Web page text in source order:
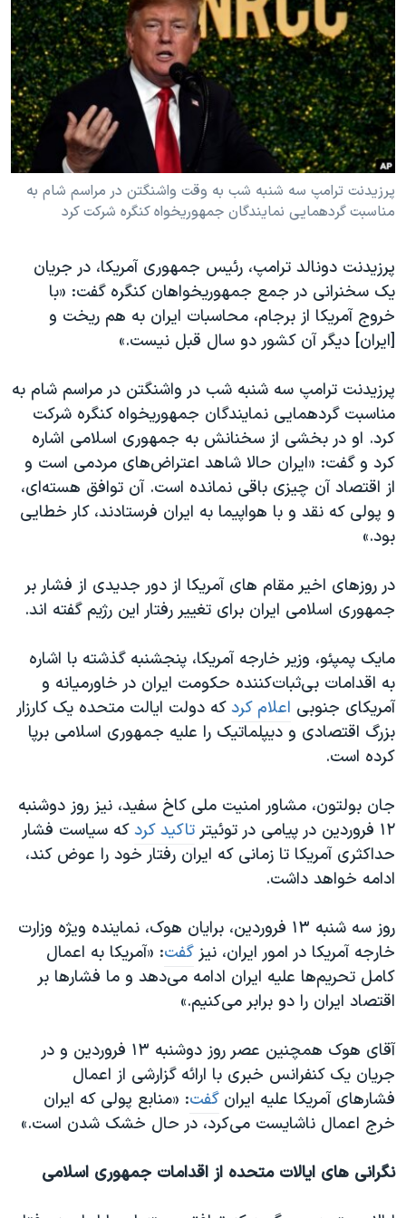
فرهنگ و زندگی
حقوق شهروندی
اقتصادی
علم و فناوری
اسرائیل در جنگ
آرشیو پخش زنده
مستندها
انتخابات ریاست جمهوری آمریکا ۲۰۲۴
حمله جمهوری اسلامی به اسرائیل
رمز مهسا
ورزش زنان در ایران
مجموعه مستندهای دادخواهی
دادگاه حمید نوری
چهل سال گروگان‌گیری
قانون شفافیت دارائی کادر رهبری ایران
اسرائیل در جنگ
نرگس محمدی برنده جایزه نوبل صلح
همایش محافظه‌کاران آمریکا «سی‌پک»
صفحه‌های ویژه
سفر پرزیدنت ترامپ به چین
دنبال کنید
زبانهای مختلف
پرزیدنت ترامپ سه شنبه شب به وقت واشنگتن در مراسم شام به
مناسبت گردهمایی نمایندگان جمهوریخواه کنگره شرکت کرد
پرزیدنت دونالد ترامپ، رئیس جمهوری آمریکا، در جریان
یک سخنرانی در جمع جمهوریخواهان کنگره گفت: «با
خروج آمریکا از برجام، محاسبات ایران به هم ریخت و
[ایران] دیگر آن کشور دو سال قبل نیست.»
پرزیدنت ترامپ سه شنبه شب در واشنگتن در مراسم شام به
مناسبت گردهمایی نمایندگان جمهوریخواه کنگره شرکت
کرد. او در بخشی از سخنانش به جمهوری اسلامی اشاره
کرد و گفت: «ایران حالا شاهد اعتراض‌های مردمی است و
از اقتصاد آن چیزی باقی نمانده است. آن توافق هسته‌ای،
و پولی که نقد و با هواپیما به ایران فرستادند، کار خطایی
بود.»
در روزهای اخیر مقام های آمریکا از دور جدیدی از فشار بر
جمهوری اسلامی ایران برای تغییر رفتار این رژیم گفته اند.
مایک پمپئو، وزیر خارجه آمریکا، پنجشنبه گذشته با اشاره
به اقدامات بی‌ثبات‌کننده حکومت ایران در خاورمیانه و
آمریکای جنوبی اعلام کردکه دولت ایالت متحده یک کارزار
بزرگ اقتصادی و دیپلماتیک را علیه جمهوری اسلامی برپا
کرده است.
جان بولتون، مشاور امنیت ملی کاخ سفید، نیز روز دوشنبه
۱۲ فروردین در پیامی در توئیتر
تاکید کردکه سیاست فشار
حداکثری آمریکا تا زمانی که ایران رفتار خود را عوض کند،
ادامه خواهد داشت.
روز سه شنبه ۱۳ فروردین، برایان هوک، نماینده ویژه وزارت
خارجه آمریکا در امور ایران، نیز گفت: «آمریکا به اعمال
کامل تحریم‌ها علیه ایران ادامه می‌دهد و ما فشارها بر
اقتصاد ایران را دو برابر می‌کنیم.»‌
آقای هوک همچنین عصر روز دوشنبه ۱۳ فروردین و در
جریان یک کنفرانس خبری با ارائه گزارشی از اعمال
فشار‌های آمریکا علیه ایران گفت: «منابع پولی که ایران
خرج اعمال ناشایست می‌کرد، در حال خشک شدن است.»
نگرانی های ایالات متحده از اقدامات جمهوری اسلامی